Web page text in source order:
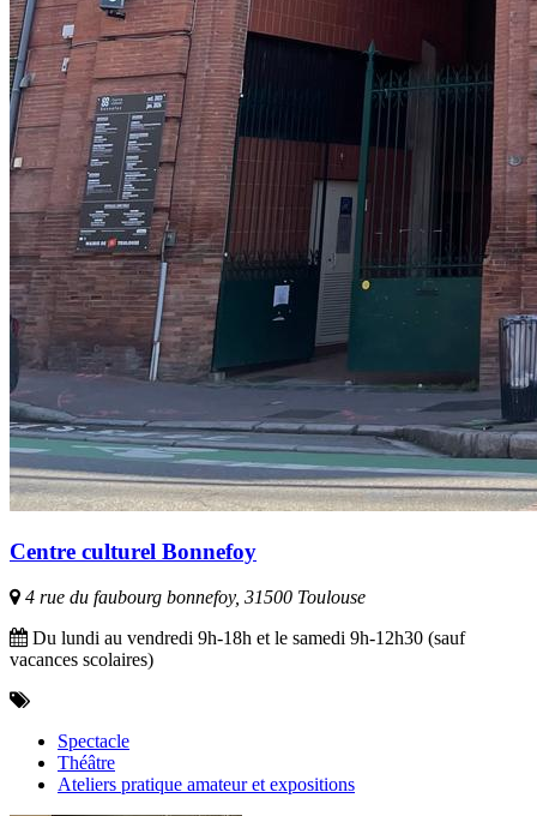
Centre culturel Bonnefoy
4 rue du faubourg bonnefoy, 31500 Toulouse
Du lundi au vendredi 9h-18h et le samedi 9h-12h30 (sauf
vacances scolaires)
Spectacle
Théâtre
Ateliers pratique amateur et expositions